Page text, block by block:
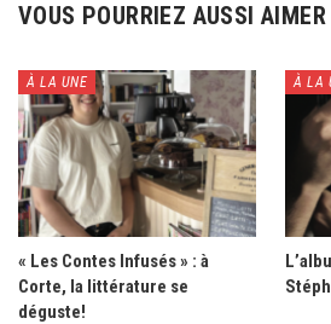
VOUS POURRIEZ AUSSI AIMER
À LA UNE
« Les Contes Infusés » : à
Corte, la littérature se
déguste!
À LA